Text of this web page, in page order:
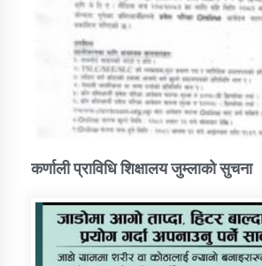
कर्णाली प्राविधि शिक्षालय जुम्लाको सुचना